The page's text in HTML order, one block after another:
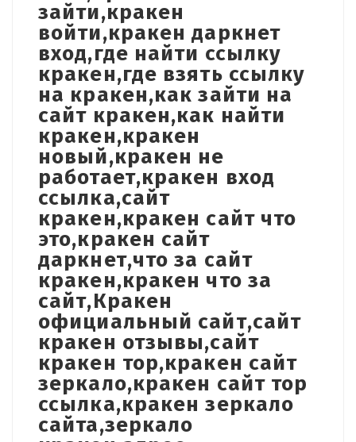
зайти,кракен
войти,кракен даркнет
вход,где найти ссылку
кракен,где взять ссылку
на кракен,как зайти на
сайт кракен,как найти
кракен,кракен
новый,кракен не
работает,кракен вход
ссылка,сайт
кракен,кракен сайт что
это,кракен сайт
даркнет,что за сайт
кракен,кракен что за
сайт,Кракен
официальный сайт,сайт
кракен отзывы,сайт
кракен тор,кракен сайт
зеркало,кракен сайт тор
ссылка,кракен зеркало
сайта,зеркало